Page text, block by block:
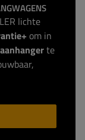
lichte
om in
te